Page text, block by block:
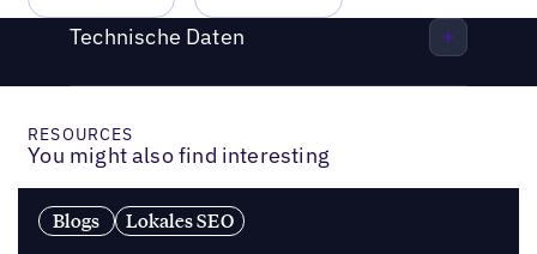
Technische Daten
RESOURCES
You might also find interesting
Blogs Lokales SEO